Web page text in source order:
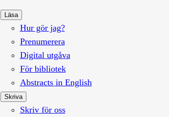
Läsa
Hur gör jag?
Prenumerera
Digital utgåva
För bibliotek
Abstracts in English
Skriva
Skriv för oss